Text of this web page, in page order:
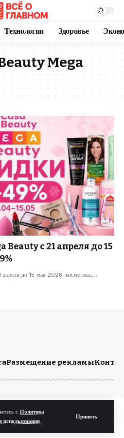
с Политика
использования .
Принять
Технологии Здоровье
Mega
Beauty с 21 апреля до 15
до 15 мая 2026: косметика,…
Размещение рекламы
права защищены.